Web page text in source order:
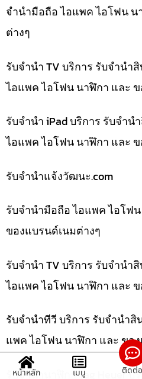
จำนำมือถือ ไอแพค ไอโฟน
ต่างๆ
รับจำนำ TV บริการ รับจำนำ
ไอแพค ไอโฟน นาฬิกา และ
รับจำนำ iPad บริการ รับจำ
ไอแพค ไอโฟน นาฬิกา และ
รับจํานําแจ้งวัฒนะ.com
รับจำนำมือถือ ไอแพค ไอโฟน
ของแบรนด์เนมต่างๆ
รับจำนำ TV บริการ รับจำนำ
ไอแพค ไอโฟน นาฬิกา และ
รับจำนำทีวี บริการ รับจำนำ
แพค ไอโฟน นาฬิกา และ ขอ
รับจำนำนาฬิกา Tag Heuer
หน้าหลัก เมนู ติดต่อ